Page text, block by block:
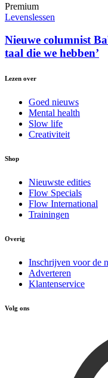
Premium
Levenslessen
Nieuwe columnist
taal die we hebben’
Lezen over
Goed nieuws
Mental health
Slow life
Creativiteit
Shop
Nieuwste edities
Flow Specials
Flow International
Trainingen
Overig
Inschrijven voor de
Adverteren
Klantenservice
Volg ons